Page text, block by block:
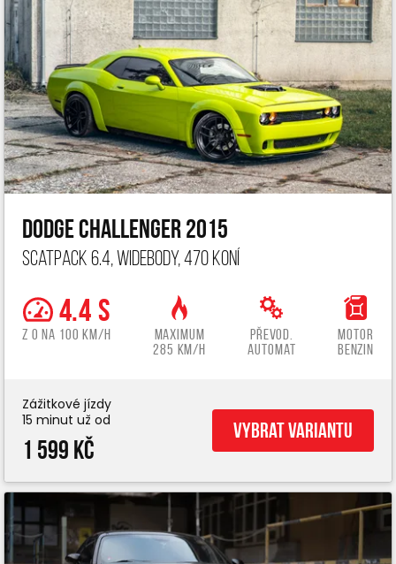
Dodge Challenger 2015
ScatPack 6.4, widebody, 470 koní
4.4 s
z 0 na 100 km/h
Maximum
285 km/h
Převod.
automat
Motor
benzin
Zážitkové jízdy
15 minut už od
1 599 Kč
Vybrat variantu